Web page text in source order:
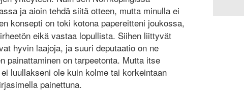
ja aioin tehdä siitä otteen, mutta minulla ei
konsepti on toki kotona papereitteni joukossa,
eikä vastaa lopullista. Siihen liittyvät
hyvin laajoja, ja suuri deputaatio on ne
painattaminen on tarpeetonta. Mutta itse
luullakseni ole kuin kolme tai korkeintaan
painettuna.